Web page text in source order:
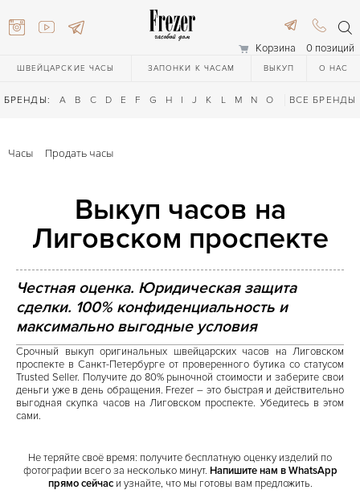
Корзина 0 позиций
ШВЕЙЦАРСКИЕ ЧАСЫ ЗАПОНКИ К ЧАСАМ ВЫКУП О НАС
БРЕНДЫ: A B C D E F G H I J K L M N O Q R S T
ВСЕ БРЕНДЫ
3748
Часы Продать часы
Выкуп часов на
Лиговском проспекте
Честная оценка. Юридическая защита
сделки. 100% конфиденциальность и
максимально выгодные условия
Срочный выкуп оригинальных швейцарских часов на Лиговском
проспекте в Санкт-Петербурге от проверенного бутика со статусом
Trusted Seller. Получите до 80% рыночной стоимости и заберите свои
деньги уже в день обращения. Frezer – это быстрая и действительно
выгодная скупка часов на Лиговском проспекте. Убедитесь в этом
сами.
Не теряйте своё время: получите бесплатную оценку изделий по
фотографии всего за несколько минут. Напишите нам в WhatsApp
прямо сейчаси узнайте, что мы готовы вам предложить.